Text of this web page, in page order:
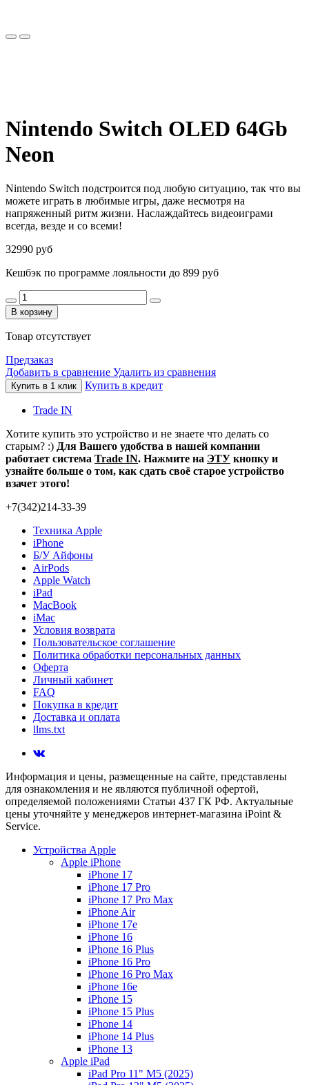
Nintendo Switch OLED 64Gb
Neon
Nintendo Switch подстроится под любую ситуацию, так что вы
можете играть в любимые игры, даже несмотря на
напряженный ритм жизни. Наслаждайтесь видеоиграми
всегда, везде и со всеми!
32990 руб
Кешбэк по программе лояльности до 899 руб
В корзину
Товар отсутствует
Предзаказ
Добавить в сравнение Удалить из сравнения
Купить в 1 клик Купить в кредит
Trade IN
Хотите купить это устройство и не знаете что делать со
старым? :) Для Вашего удобства в нашей компании
работает система Trade IN. Нажмите на ЭТУ кнопку и
узнайте больше о том, как сдать своё старое устройство
взачет этого!
+7(342)214-33-39
Техника Apple
iPhone
Б/У Айфоны
AirPods
Apple Watch
iPad
MacBook
iMac
Условия возврата
Пользовательское соглашение
Политика обработки персональных данных
Оферта
Личный кабинет
FAQ
Покупка в кредит
Доставка и оплата
llms.txt
Информация и цены, размещенные на сайте, представлены
для ознакомления и не являются публичной офертой,
определяемой положениями Статьи 437 ГК РФ. Актуальные
цены уточняйте у менеджеров интернет-магазина iPoint &
Service.
Устройства Apple
Apple iPhone
iPhone 17
iPhone 17 Pro
iPhone 17 Pro Max
iPhone Air
iPhone 17e
iPhone 16
iPhone 16 Plus
iPhone 16 Pro
iPhone 16 Pro Max
iPhone 16e
iPhone 15
iPhone 15 Plus
iPhone 14
iPhone 14 Plus
iPhone 13
Apple iPad
iPad Pro 11" M5 (2025)